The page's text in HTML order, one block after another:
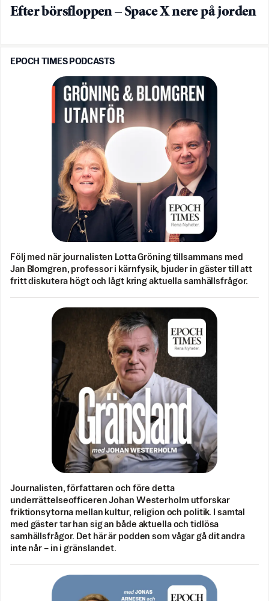
Efter börsfloppen – Space X nere på jorden
EPOCH TIMES PODCASTS
Följ med när journalisten Lotta Gröning tillsammans med
Jan Blomgren, professor i kärnfysik, bjuder in gäster till att
fritt diskutera högt och lågt kring aktuella samhällsfrågor.
Journalisten, författaren och före detta
underrättelseofficeren Johan Westerholm utforskar
friktionsytorna mellan kultur, religion och politik. I samtal
med gäster tar han sig an både aktuella och tidlösa
samhällsfrågor. Det här är podden som vågar gå dit andra
inte når – in i gränslandet.